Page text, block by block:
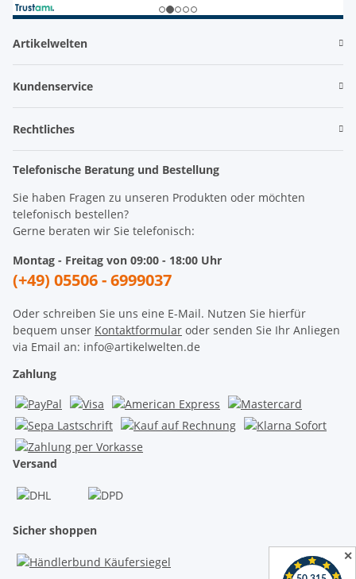
Artikelwelten
Kundenservice
Rechtliches
Telefonische Beratung und Bestellung
Sie haben Fragen zu unseren Produkten oder möchten
telefonisch bestellen?
Gerne beraten wir Sie telefonisch:
Montag - Freitag von 09:00 - 18:00 Uhr
(+49) 05506 - 6999037
Oder schreiben Sie uns eine E-Mail. Nutzen Sie hierfür
bequem unser Kontaktformular oder senden Sie Ihr Anliegen
via Email an: info@artikelwelten.de
Zahlung
Versand
Sicher shoppen
✕